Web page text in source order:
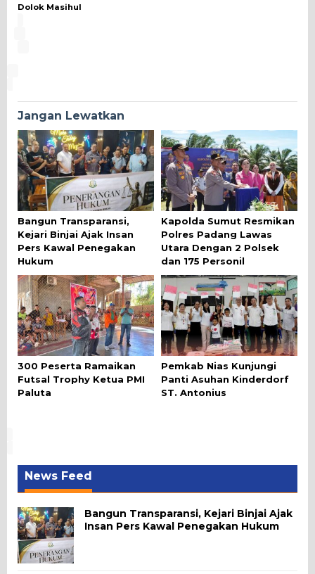
Dolok Masihul
Jangan Lewatkan
Bangun Transparansi,
Kejari Binjai Ajak Insan
Pers Kawal Penegakan
Hukum
Kapolda Sumut Resmikan
Polres Padang Lawas
Utara Dengan 2 Polsek
dan 175 Personil
300 Peserta Ramaikan
Futsal Trophy Ketua PMI
Paluta
Pemkab Nias Kunjungi
Panti Asuhan Kinderdorf
ST. Antonius
News Feed
Bangun Transparansi, Kejari Binjai Ajak
Insan Pers Kawal Penegakan Hukum